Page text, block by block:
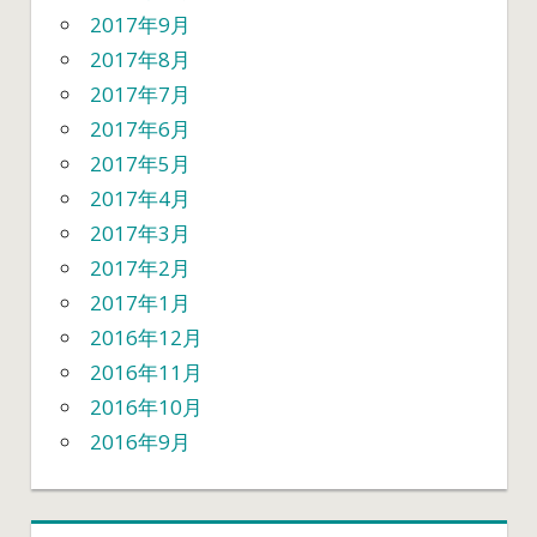
2017年9月
2017年8月
2017年7月
2017年6月
2017年5月
2017年4月
2017年3月
2017年2月
2017年1月
2016年12月
2016年11月
2016年10月
2016年9月